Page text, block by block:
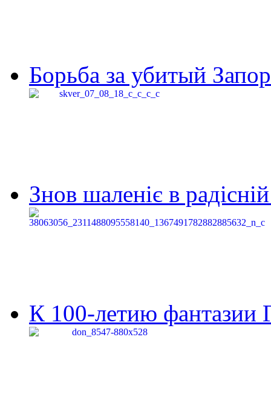
Борьба за убитый
Знов шаленіє в
К 100-летию фантазии